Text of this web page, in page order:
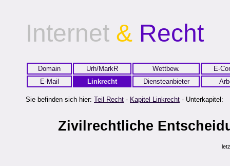
Internet & Recht
Domain Urh/MarkR Wettbew.
E-
E-Mail
Linkrecht Diensteanbieter
Sie befinden sich hier: Teil Recht - Kapitel Linkrecht - Unterkapitel:
Zivilrechtliche